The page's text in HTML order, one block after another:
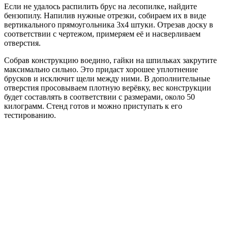
Если не удалось распилить брус на лесопилке, найдите
бензопилу. Напилив нужные отрезки, собираем их в виде
вертикального прямоугольника 3х4 штуки. Отрезав доску в
соответствии с чертежом, примеряем её и насверливаем
отверстия.
Собрав конструкцию воедино, гайки на шпильках закрутите
максимально сильно. Это придаст хорошее уплотнение
брусков и исключит щели между ними. В дополнительные
отверстия просовываем плотную верёвку, вес конструкции
будет составлять в соответствии с размерами, около 50
килограмм. Стенд готов и можно приступать к его
тестированию.